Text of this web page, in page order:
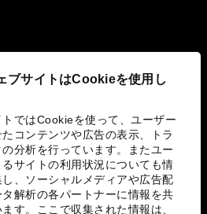
ブサイトはCookieを使用し
トではCookieを使って、ユーザー
コンテンツや広告の表示、トラ
分析を行っています。またユー
サイトの利用状況についても情
、ソーシャルメディアや広告配
解析の各パートナーに情報を共
す。ここで収集された情報は、
組み